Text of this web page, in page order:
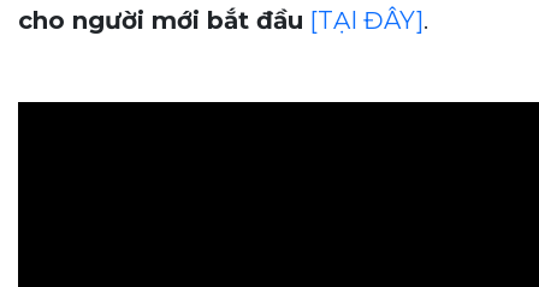
cho người mới bắt đầu [TẠI ĐÂY].